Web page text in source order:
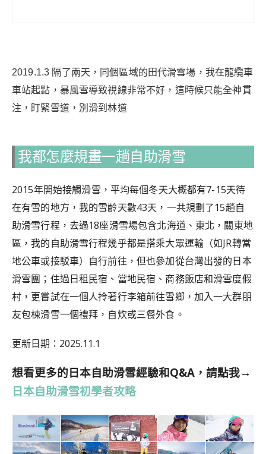
2019.1.3 隔了兩天，同個區域的田代滑雪場，我在龍纜車
車站起點，暴風雪導致視線非常不好，這時候只能全神貫
注，盯緊雪道，別滑到林道
我都怎麼規畫一趟自助滑雪
2015年開始接觸滑雪，平均每個冬天大概都有7-15天待
在有雪的地方，我的雪齡天數43天，一共規劃了15趟自
助滑雪行程，去過18座滑雪場包含北海道、東北，關東地
區，我的自助滑雪行程幾乎都是搭乘大眾運輸（如JR轉當
地公車或接駁車）自行前往，但也參加從台灣出發的日本
滑雪團；住過日租民宿、當地民宿、商務飯店和滑雪度假
村，更嘗試在一個人拎著行李箱前往雪鄉，加入一大群朋
友包棟滑雪一個禮拜，自炊或三餐外食。
更新日期：2025.11.1
想看更多的日本自助滑雪經驗和Q&A，請點我→
日本自助滑雪初學者攻略